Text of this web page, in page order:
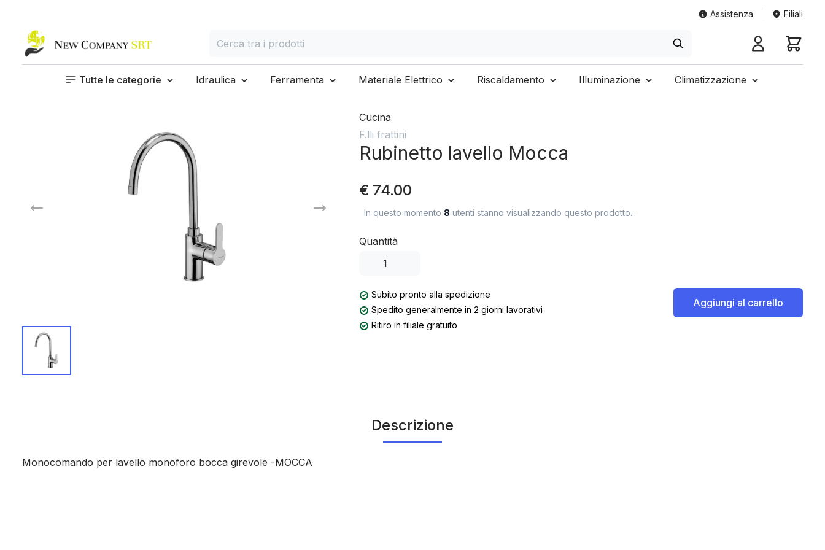
Assistenza Filiali
Home page
Tutte le categorie Idraulica Ferramenta Materiale Elettrico Riscaldamento Illuminazione Climatizzazione
Cucina
F.lli frattini
Rubinetto lavello Mocca
€ 74.00
In questo momento 8 utenti stanno visualizzando questo prodotto...
Quantità
Subito pronto alla spedizione
Spedito generalmente in 2 giorni lavorativi
Ritiro in filiale gratuito
Aggiungi al carrello
Descrizione
Monocomando per lavello monoforo bocca girevole -MOCCA